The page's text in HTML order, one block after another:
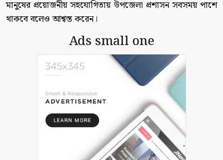
মানুষের প্রয়োজনীয় সহযোগিতায় উপজেলা প্রশাসন সবসময় পাশে
থাকবে বলেও আশ্বস্ত করেন।
Ads small one